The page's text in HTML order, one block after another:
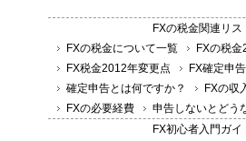
FXの税金関連リス
FXの税金について一覧
FXの税金
FX税金2012年変更点
FX確定申
確定申告とは何ですか？
FXの収
FXの必要経費
申告しないとどう
FX初心者入門ガイ